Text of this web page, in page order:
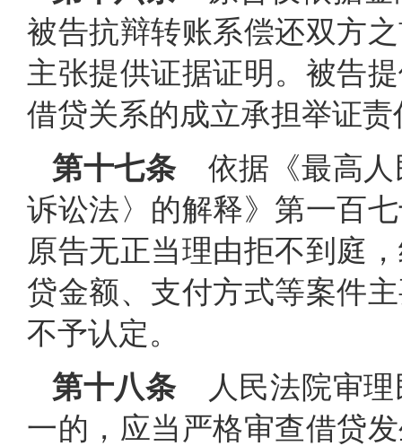
被告抗辩转账系偿还双方
主张提供证据证明。被告
借贷关系的成立承担举证责
第十七条依据《最高人
诉讼法〉的解释》第一百
原告无正当理由拒不到庭
贷金额、支付方式等案件
不予认定。
第十八条人民法院审理
一的，应当严格审查借贷